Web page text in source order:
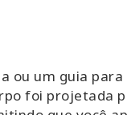
ou um guia
foi projetada